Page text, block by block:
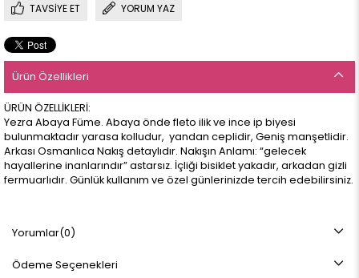
TAVSIYE ET YORUM YAZ
Ürün Özellikleri
ÜRÜN ÖZELLİKLERİ:
Yezra Abaya Füme. Abaya önde fleto ilik ve ince ip biyesi
bulunmaktadır yarasa kolludur, yandan ceplidir, Geniş manşetlidir.
Arkası Osmanlıca Nakış detaylıdır. Nakışın Anlamı: “gelecek
hayallerine inanlarındır” astarsız. İçliği bisiklet yakadır, arkadan gizli
fermuarlıdır. Günlük kullanım ve özel günlerinizde tercih edebilirsiniz.
Medine ipeği
Yorumlar(0)
Ödeme Seçenekleri